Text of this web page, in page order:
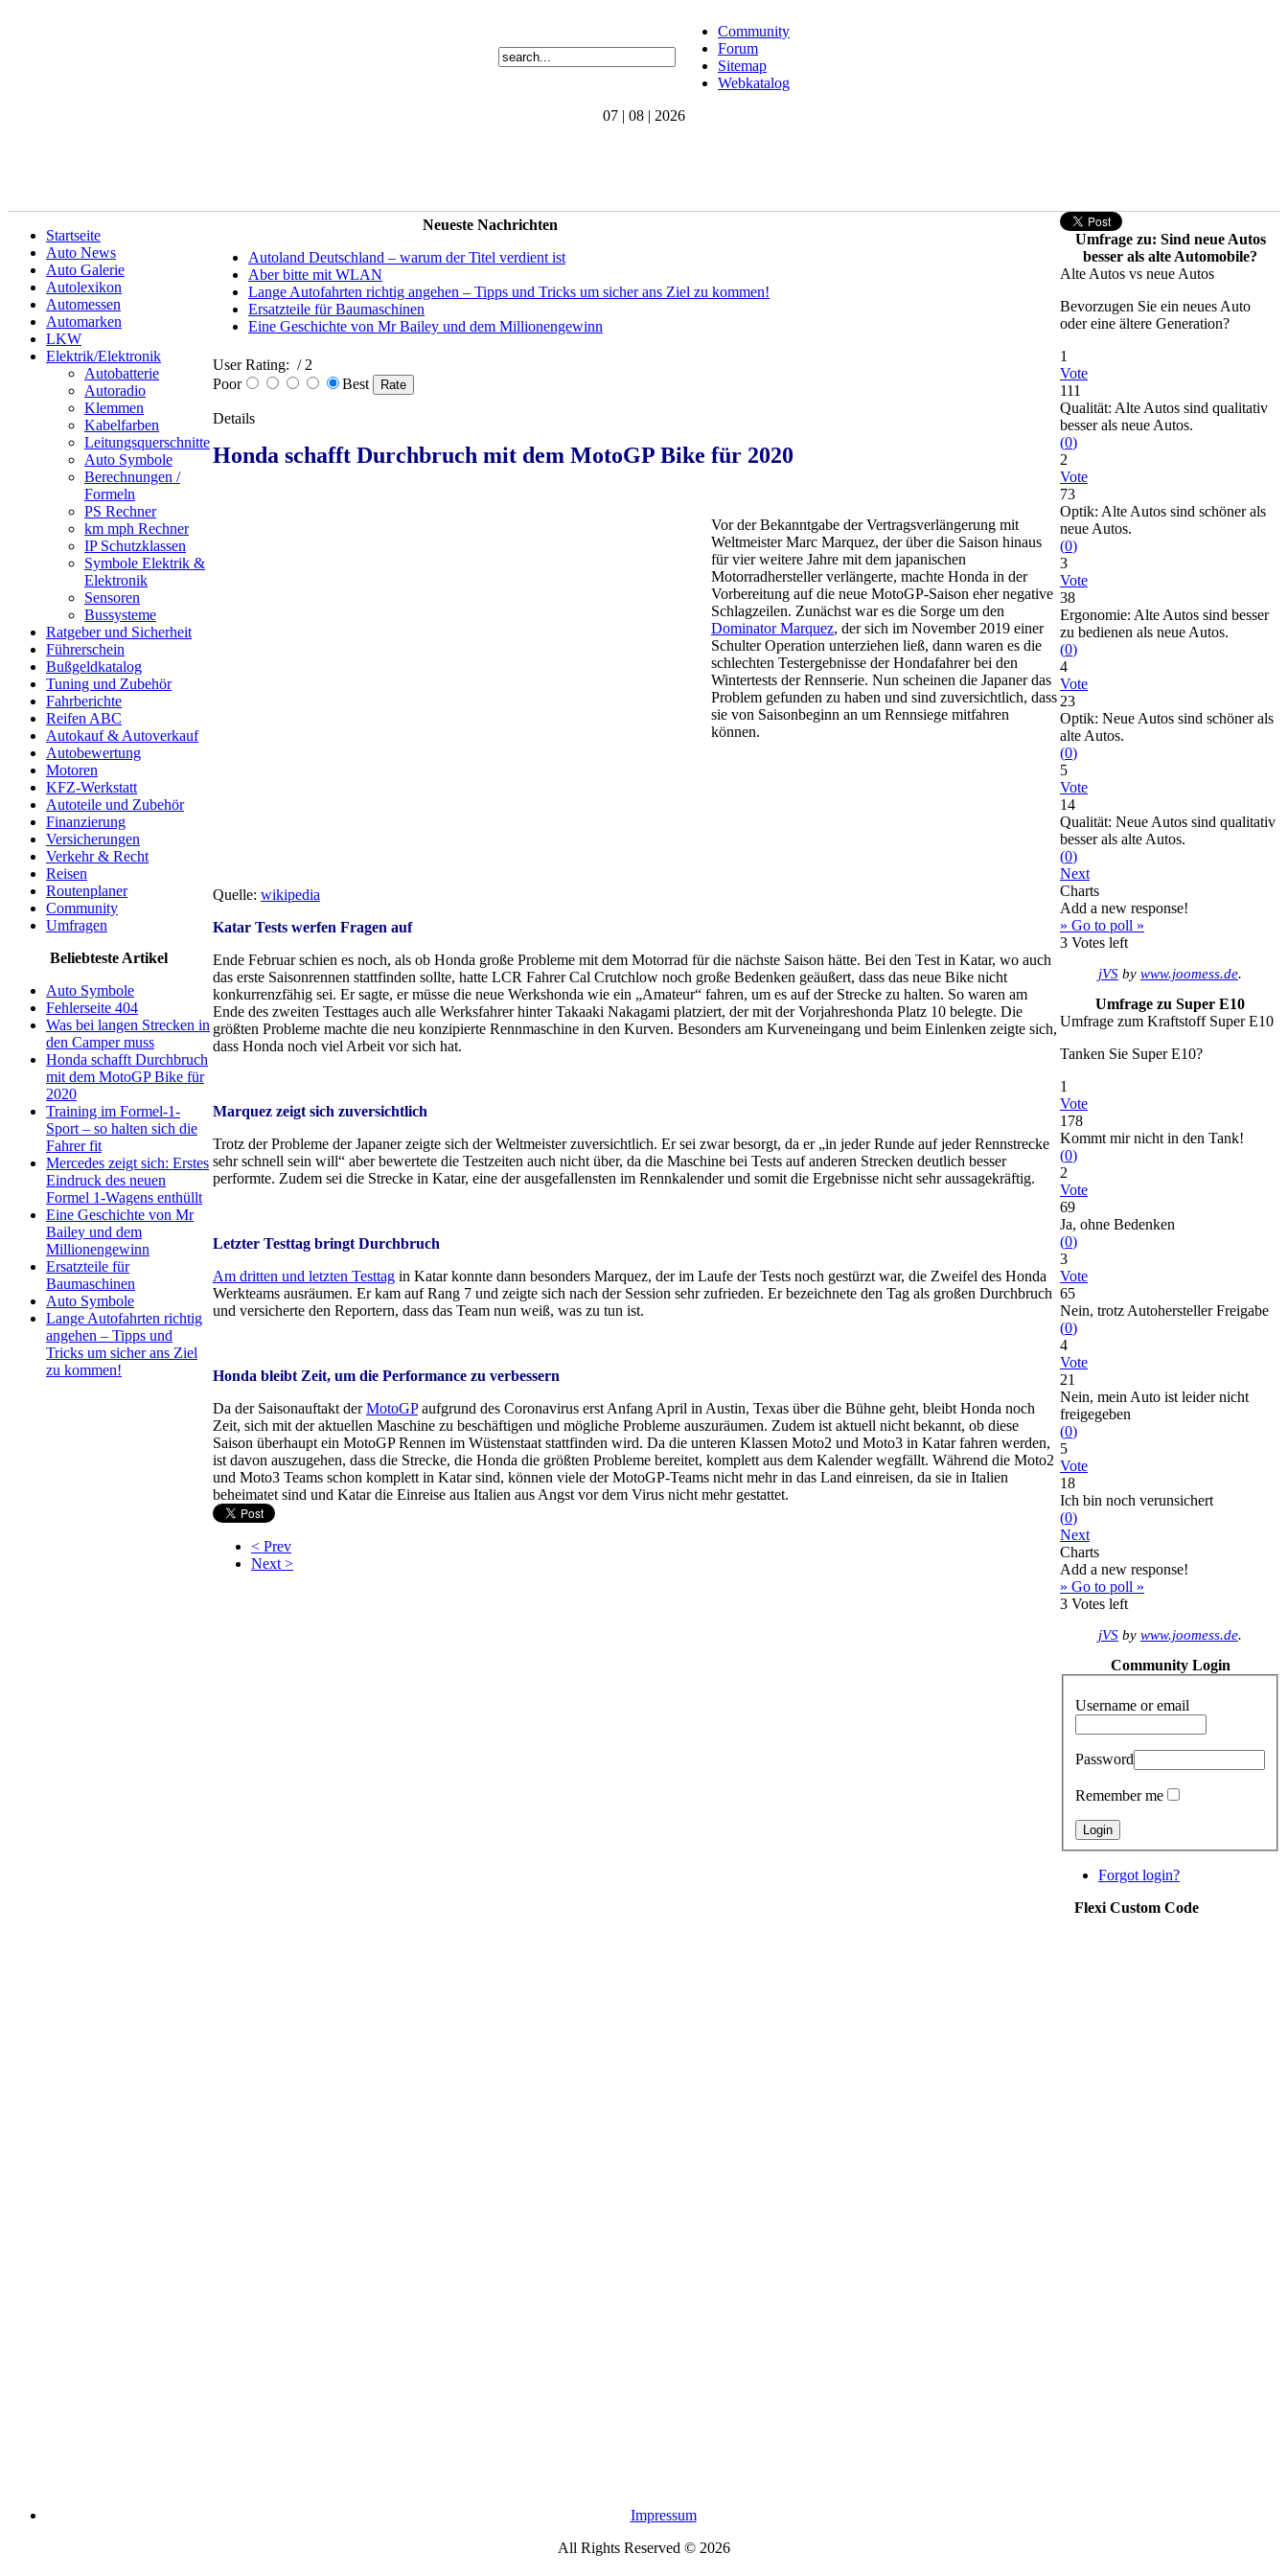
Community
Forum
Sitemap
Webkatalog
07 | 08 | 2026
Startseite
Auto News
Auto Galerie
Autolexikon
Automessen
Automarken
LKW
Elektrik/Elektronik
Autobatterie
Autoradio
Klemmen
Kabelfarben
Leitungsquerschnitte
Auto Symbole
Berechnungen /
Formeln
PS Rechner
km mph Rechner
IP Schutzklassen
Symbole Elektrik &
Elektronik
Sensoren
Bussysteme
Ratgeber und Sicherheit
Führerschein
Bußgeldkatalog
Tuning und Zubehör
Fahrberichte
Reifen ABC
Autokauf & Autoverkauf
Autobewertung
Motoren
KFZ-Werkstatt
Autoteile und Zubehör
Finanzierung
Versicherungen
Verkehr & Recht
Reisen
Routenplaner
Community
Umfragen
Beliebteste Artikel
Auto Symbole
Fehlerseite 404
Was bei langen Strecken in
den Camper muss
Honda schafft Durchbruch
mit dem MotoGP Bike für
2020
Training im Formel-1-
Sport – so halten sich die
Fahrer fit
Mercedes zeigt sich: Erstes
Eindruck des neuen
Formel 1-Wagens enthüllt
Eine Geschichte von Mr
Bailey und dem
Millionengewinn
Ersatzteile für
Baumaschinen
Auto Symbole
Lange Autofahrten richtig
angehen – Tipps und
Tricks um sicher ans Ziel
zu kommen!
Neueste Nachrichten
Autoland Deutschland – warum der Titel verdient ist
Aber bitte mit WLAN
Lange Autofahrten richtig angehen – Tipps und Tricks um sicher ans Ziel zu kommen!
Ersatzteile für Baumaschinen
Eine Geschichte von Mr Bailey und dem Millionengewinn
User Rating: / 2
Poor
Best
Details
Honda schafft Durchbruch mit dem MotoGP Bike für 2020
Vor der Bekanntgabe der Vertragsverlängerung mit
Weltmeister Marc Marquez, der über die Saison hinaus
für vier weitere Jahre mit dem japanischen
Motorradhersteller verlängerte, machte Honda in der
Vorbereitung auf die neue MotoGP-Saison eher negative
Schlagzeilen. Zunächst war es die Sorge um den
Dominator Marquez, der sich im November 2019 einer
Schulter Operation unterziehen ließ, dann waren es die
schlechten Testergebnisse der Hondafahrer bei den
Wintertests der Rennserie. Nun scheinen die Japaner das
Problem gefunden zu haben und sind zuversichtlich, dass
sie von Saisonbeginn an um Rennsiege mitfahren
können.
Quelle: wikipedia
Katar Tests werfen Fragen auf
Ende Februar schien es noch, als ob Honda große Probleme mit dem Motorrad für die nächste Saison hätte. Bei den Test in Katar, wo auch
das erste Saisonrennen stattfinden sollte, hatte LCR Fahrer Cal Crutchlow noch große Bedenken geäußert, dass das neue Bike nicht
konkurrenzfähig sei. Er sagte, er müsse die neue Werkshonda wie ein „Amateur“ fahren, um es auf der Strecke zu halten. So waren am
Ende des zweiten Testtages auch alle Werksfahrer hinter Takaaki Nakagami platziert, der mit der Vorjahreshonda Platz 10 belegte. Die
größten Probleme machte die neu konzipierte Rennmaschine in den Kurven. Besonders am Kurveneingang und beim Einlenken zeigte sich,
dass Honda noch viel Arbeit vor sich hat.
Marquez zeigt sich zuversichtlich
Trotz der Probleme der Japaner zeigte sich der Weltmeister zuversichtlich. Er sei zwar besorgt, da er „in jeder Runde auf jeder Rennstrecke
sehr schnell sein will“ aber bewertete die Testzeiten auch nicht über, da die Maschine bei Tests auf anderen Strecken deutlich besser
performte. Zudem sei die Strecke in Katar, eine der ausgefallensten im Rennkalender und somit die Ergebnisse nicht sehr aussagekräftig.
Letzter Testtag bringt Durchbruch
Am dritten und letzten Testtag in Katar konnte dann besonders Marquez, der im Laufe der Tests noch gestürzt war, die Zweifel des Honda
Werkteams ausräumen. Er kam auf Rang 7 und zeigte sich nach der Session sehr zufrieden. Er bezeichnete den Tag als großen Durchbruch
und versicherte den Reportern, dass das Team nun weiß, was zu tun ist.
Honda bleibt Zeit, um die Performance zu verbessern
Da der Saisonauftakt derMotoGPaufgrund des Coronavirus erst Anfang April in Austin, Texas über die Bühne geht, bleibt Honda noch
Zeit, sich mit der aktuellen Maschine zu beschäftigen und mögliche Probleme auszuräumen. Zudem ist aktuell nicht bekannt, ob diese
Saison überhaupt ein MotoGP Rennen im Wüstenstaat stattfinden wird. Da die unteren Klassen Moto2 und Moto3 in Katar fahren werden,
ist davon auszugehen, dass die Strecke, die Honda die größten Probleme bereitet, komplett aus dem Kalender wegfällt. Während die Moto2
und Moto3 Teams schon komplett in Katar sind, können viele der MotoGP-Teams nicht mehr in das Land einreisen, da sie in Italien
beheimatet sind und Katar die Einreise aus Italien aus Angst vor dem Virus nicht mehr gestattet.
< Prev
Next >
Umfrage zu: Sind neue Autos
besser als alte Automobile?
Alte Autos vs neue Autos
Bevorzugen Sie ein neues Auto
oder eine ältere Generation?
1
Vote
111
Qualität: Alte Autos sind qualitativ
besser als neue Autos.
(0)
2
Vote
73
Optik: Alte Autos sind schöner als
neue Autos.
(0)
3
Vote
38
Ergonomie: Alte Autos sind besser
zu bedienen als neue Autos.
(0)
4
Vote
23
Optik: Neue Autos sind schöner als
alte Autos.
(0)
5
Vote
14
Qualität: Neue Autos sind qualitativ
besser als alte Autos.
(0)
Next
Charts
Add a new response!
» Go to poll »
3 Votes left
jVS by www.joomess.de.
Umfrage zu Super E10
Umfrage zum Kraftstoff Super E10
Tanken Sie Super E10?
1
Vote
178
Kommt mir nicht in den Tank!
(0)
2
Vote
69
Ja, ohne Bedenken
(0)
3
Vote
65
Nein, trotz Autohersteller Freigabe
(0)
4
Vote
21
Nein, mein Auto ist leider nicht
freigegeben
(0)
5
Vote
18
Ich bin noch verunsichert
(0)
Next
Charts
Add a new response!
» Go to poll »
3 Votes left
jVS by www.joomess.de.
Community Login
Username or email
Password
Remember me
Forgot login?
Flexi Custom Code
Impressum
All Rights Reserved © 2026